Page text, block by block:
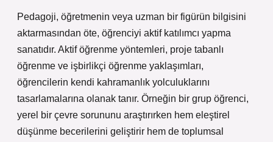
Pedagoji, öğretmenin veya uzman bir figürün bilgisini
aktarmasından öte, öğrenciyi aktif katılımcı yapma
sanatıdır. Aktif öğrenme yöntemleri, proje tabanlı
öğrenme ve işbirlikçi öğrenme yaklaşımları,
öğrencilerin kendi kahramanlık yolculuklarını
tasarlamalarına olanak tanır. Örneğin bir grup öğrenci,
yerel bir çevre sorununu araştırırken hem eleştirel
düşünme becerilerini geliştirir hem de toplumsal